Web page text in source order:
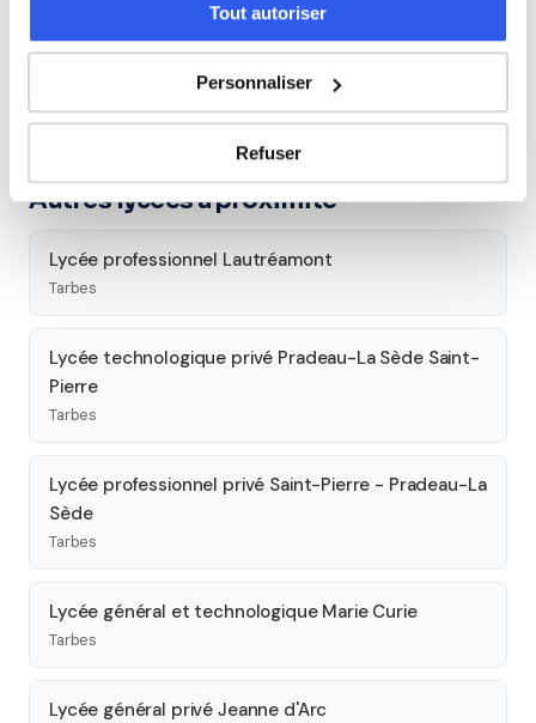
Tout autoriser
Personnaliser
Refuser
Tous les cours particuliers à Tarbes
les cours à Tarbes →
Autres lycées à proximité
Lycée professionnel Lautréamont
Tarbes
Lycée technologique privé Pradeau-La Sède Saint-
Pierre
Tarbes
Lycée professionnel privé Saint-Pierre - Pradeau-La
Sède
Tarbes
Lycée général et technologique Marie Curie
Tarbes
Lycée général privé Jeanne d'Arc